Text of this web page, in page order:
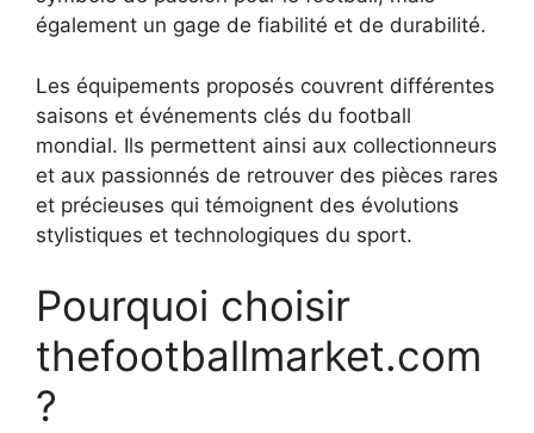
également un gage de fiabilité et de durabilité.
Les équipements proposés couvrent différentes
saisons et événements clés du football
mondial. Ils permettent ainsi aux collectionneurs
et aux passionnés de retrouver des pièces rares
et précieuses qui témoignent des évolutions
stylistiques et technologiques du sport.
Pourquoi choisir
thefootballmarket.com
?